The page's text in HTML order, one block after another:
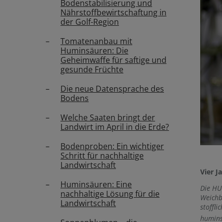
Bodenstabilisierung und
Nährstoffbewirtschaftung in
der Golf-Region
Tomatenanbau mit
Huminsäuren: Die
Geheimwaffe für saftige und
gesunde Früchte
Die neue Datensprache des
Bodens
Welche Saaten bringt der
Landwirt im April in die Erde?
Bodenproben: Ein wichtiger
Schritt für nachhaltige
Landwirtschaft
Huminsäuren: Eine
nachhaltige Lösung für die
Landwirtschaft
Vier
Die